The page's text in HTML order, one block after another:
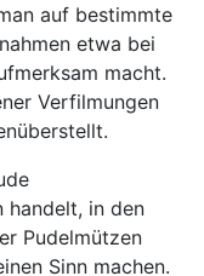
auf bestimmte
etwa bei
macht.
Verfilmungen
handelt, in den
Pudelmützen
Sinn machen.